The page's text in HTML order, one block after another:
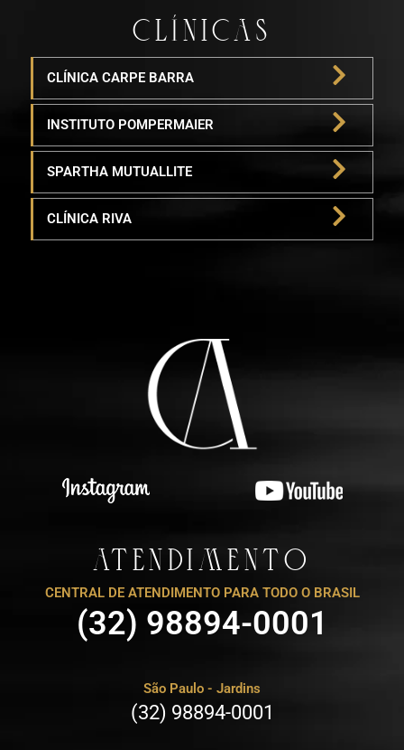
CLÍNICAS
CLÍNICA CARPE BARRA
INSTITUTO POMPERMAIER
SPARTHA MUTUALLITE
CLÍNICA RIVA
ATENDIMENTO
CENTRAL DE ATENDIMENTO PARA TODO O BRASIL
(32) 98894-0001
São Paulo - Jardins
(32) 98894-0001